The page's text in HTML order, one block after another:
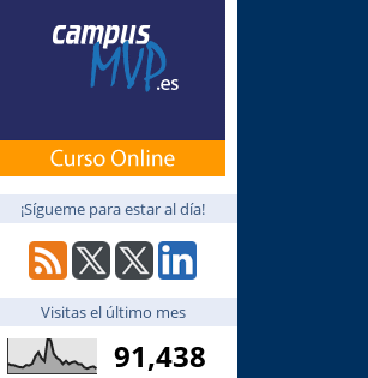
¡Sígueme para estar al día!
Visitas el último mes
91,438